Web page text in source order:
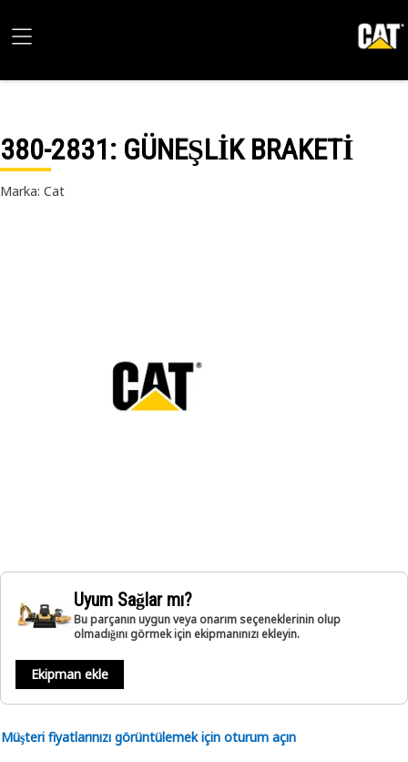
380-2831: GÜNEŞLİK BRAKETİ
Marka: Cat
Uyum Sağlar mı?
Bu parçanın uygun veya onarım seçeneklerinin olup
olmadığını görmek için ekipmanınızı ekleyin.
Ekipman ekle
Müşteri fiyatlarınızı görüntülemek için oturum açın